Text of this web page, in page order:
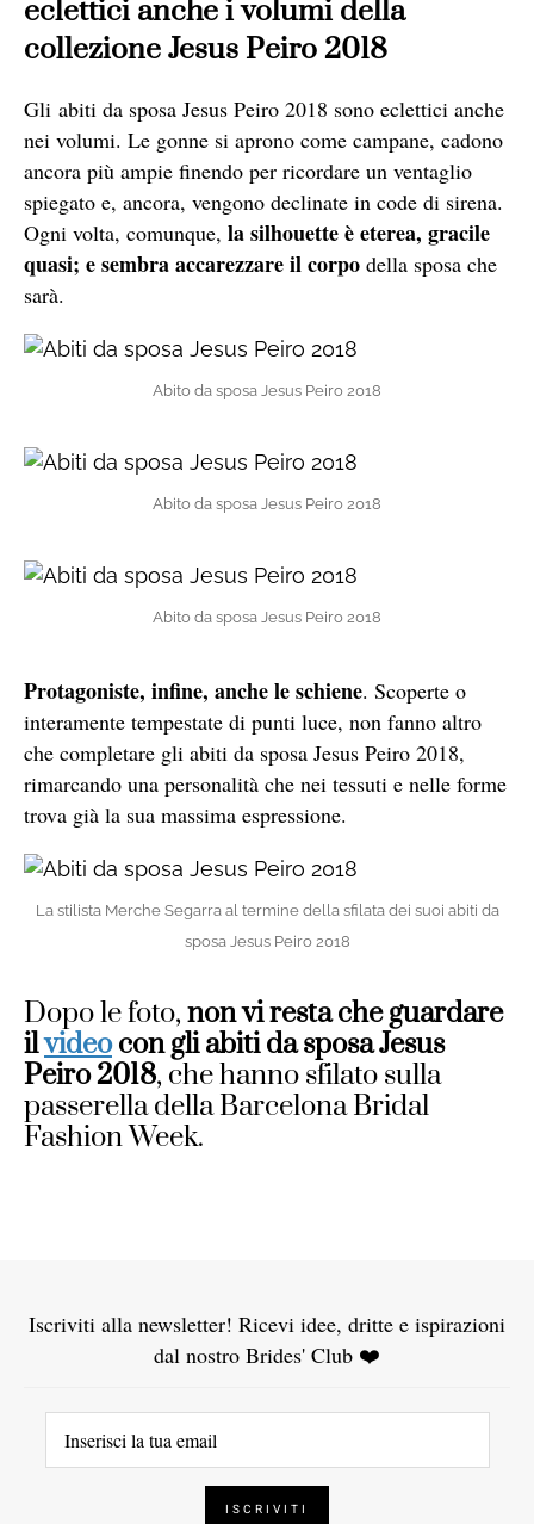
eclettici anche i volumi della
collezione Jesus Peiro 2018
Gli abiti da sposa Jesus Peiro 2018 sono eclettici anche
nei volumi. Le gonne si aprono come campane, cadono
ancora più ampie finendo per ricordare un ventaglio
spiegato e, ancora, vengono declinate in code di sirena.
Ogni volta, comunque, la silhouette è eterea, gracile
quasi; e sembra accarezzare il corpo della sposa che
sarà.
Abito da sposa Jesus Peiro 2018
Abito da sposa Jesus Peiro 2018
Abito da sposa Jesus Peiro 2018
Protagoniste, infine, anche le schiene. Scoperte o
interamente tempestate di punti luce, non fanno altro
che completare gli abiti da sposa Jesus Peiro 2018,
rimarcando una personalità che nei tessuti e nelle forme
trova già la sua massima espressione.
La stilista Merche Segarra al termine della sfilata dei suoi abiti da
sposa Jesus Peiro 2018
Dopo le foto, non vi resta che guardare
ilvideocon gli abiti da sposa Jesus
Peiro 2018, che hanno sfilato sulla
passerella della Barcelona Bridal
Fashion Week.
Iscriviti alla newsletter! Ricevi idee, dritte e ispirazioni
dal nostro Brides' Club ❤️